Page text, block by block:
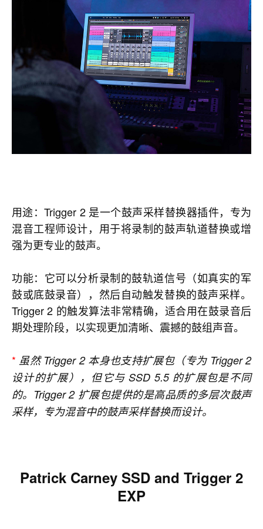
用途：Trigger 2 是一个鼓声采样替换器插件，专为
混音工程师设计，用于将录制的鼓声轨道替换或增
强为更专业的鼓声。
功能：它可以分析录制的鼓轨道信号（如真实的军
鼓或底鼓录音），然后自动触发替换的鼓声采样。
Trigger 2 的触发算法非常精确，适合用在鼓录音后
期处理阶段，以实现更加清晰、震撼的鼓组声音。
* 虽然 Trigger 2 本身也支持扩展包（专为 Trigger 2
设计的扩展），但它与 SSD 5.5 的扩展包是不同
的。Trigger 2 扩展包提供的是高品质的多层次鼓声
采样，专为混音中的鼓声采样替换而设计。
Patrick Carney SSD and Trigger 2
EXP